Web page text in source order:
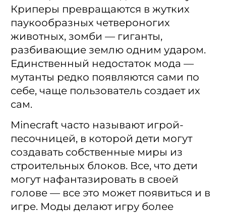
Криперы превращаются в жутких
паукообразных четвероногих
животных, зомби — гиганты,
разбивающие землю одним ударом.
Единственный недостаток мода —
мутанты редко появляются сами по
себе, чаще пользователь создает их
сам.
Minecraft часто называют игрой-
песочницей, в которой дети могут
создавать собственные миры из
строительных блоков. Все, что дети
могут нафантазировать в своей
голове — все это может появиться и в
игре. Моды делают игру более